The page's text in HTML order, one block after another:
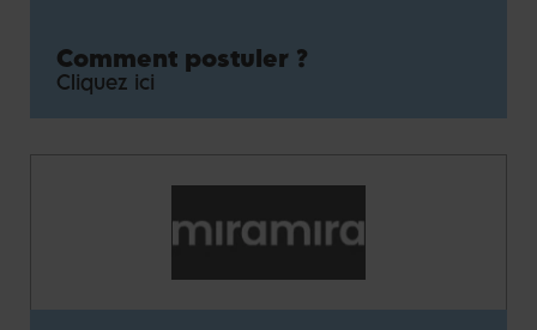
Comment postuler ?
Cliquez ici